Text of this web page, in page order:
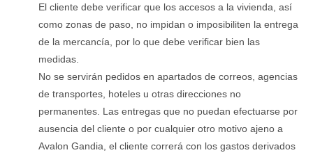
El cliente debe verificar que los accesos a la vivienda, así
como zonas de paso, no impidan o imposibiliten la entrega
de la mercancía, por lo que debe verificar bien las
medidas.
No se servirán pedidos en apartados de correos, agencias
de transportes, hoteles u otras direcciones no
permanentes. Las entregas que no puedan efectuarse por
ausencia del cliente o por cualquier otro motivo ajeno a
Avalon Gandia, el cliente correrá con los gastos derivados